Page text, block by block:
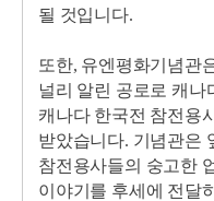
될 것입니다.
또한, 유엔평화기념관
널리 알린 공로로 캐
캐나다 한국전 참전용
받았습니다. 기념관은
참전용사들의 숭고한
이야기를 후세에 전달